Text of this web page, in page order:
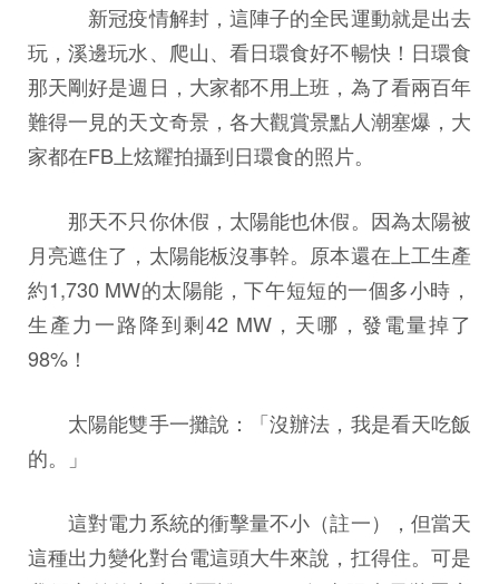
新冠疫情解封，這陣子的全民運動就是出去
玩，溪邊玩水、爬山、看日環食好不暢快！日環食
那天剛好是週日，大家都不用上班，為了看兩百年
難得一見的天文奇景，各大觀賞景點人潮塞爆，大
家都在FB上炫耀拍攝到日環食的照片。
那天不只你休假，太陽能也休假。因為太陽被
月亮遮住了，太陽能板沒事幹。原本還在上工生產
約1,730 MW的太陽能，下午短短的一個多小時，
生產力一路降到剩42 MW，天哪，發電量掉了
98%！
太陽能雙手一攤說：「沒辦法，我是看天吃飯
的。」
這對電力系統的衝擊量不小（註一），但當天
這種出力變化對台電這頭大牛來說，扛得住。可是